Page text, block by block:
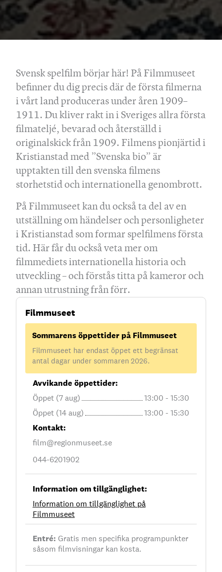
Svensk spelfilm börjar här! På Filmmuseet
befinner du dig precis där de första filmerna
i vårt land produceras under åren 1909–
1911. Du kliver rakt in i Sveriges allra första
filmateljé, bevarad och återställd i
originalskick från 1909. Filmens pionjärtid i
Kristianstad med ”Svenska bio” är
upptakten till den svenska filmens
storhetstid och internationella genombrott.
På Filmmuseet kan du också ta del av en
utställning om händelser och personligheter
i Kristianstad som formar spelfilmens första
tid. Här får du också veta mer om
filmmediets internationella historia och
utveckling – och förstås titta på kameror och
annan utrustning från förr.
Filmmuseet
Sommarens öppettider på Filmmuseet
Filmmuseet har endast öppet ett begränsat
antal dagar under sommaren 2026.
Avvikande öppettider:
Öppet (7 aug)
13:00 - 15:30
Öppet (14 aug)
13:00 - 15:30
Kontakt:
film@regionmuseet.se
044-6201902
Information om tillgänglighet:
Information om tillgänglighet på
Filmmuseet
Entré: Gratis men specifika programpunkter
såsom filmvisningar kan kosta.